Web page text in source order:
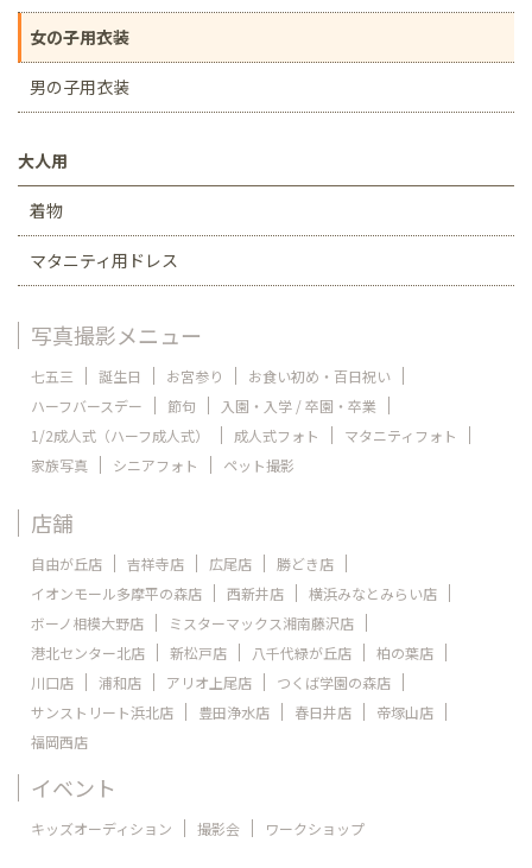
女の子用衣装
男の子用衣装
大人用
着物
マタニティ用ドレス
写真撮影メニュー
七五三 誕生日 お宮参り
お食い初め・百日祝い
ハーフバースデー
節句
入園・入学 / 卒園・卒業
1/2成人式（ハーフ成人式）
成人式フォト
マタニティフォト
家族写真
シニアフォト ペット撮影
店舗
自由が丘店 吉祥寺店 広尾店
勝どき店
イオンモール多摩平の森店
西新井店
横浜みなとみらい店
ボーノ相模大野店
ミスターマックス湘南藤沢店
港北センター北店
新松戸店 八千代緑が丘店
柏の葉店
川口店
浦和店 アリオ上尾店
つくば学園の森店
サンストリート浜北店
豊田浄水店 春日井店
帝塚山店
福岡西店
イベント
キッズオーディション 撮影会 ワークショップ